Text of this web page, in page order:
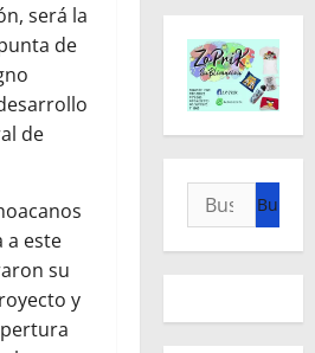
será la
de
de
a este
su
y
Buscar: